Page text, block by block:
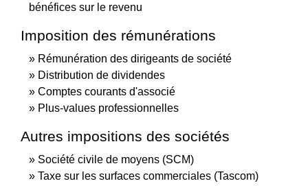
bénéfices sur le revenu
Imposition des rémunérations
Rémunération des dirigeants de société
Distribution de dividendes
Comptes courants d'associé
Plus-values professionnelles
Autres impositions des sociétés
Société civile de moyens (SCM)
Taxe sur les surfaces commerciales (Tascom)